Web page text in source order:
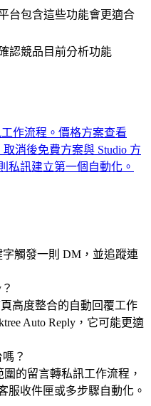
台包含這些功能會更適合
認競品目前分析功能
作流程。 價格方案查看
取消後免費方案與 Studio 方
私訊建立第一個自動化。
觸發一則 DM，並追蹤連
高度整合的自動回覆工作
Auto Reply，它可能更適
？
的留言轉私訊工作流程，
服收件匣或多步驟自動化。